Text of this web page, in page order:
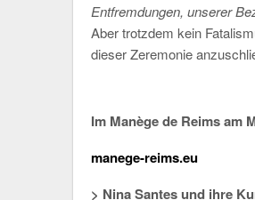
Entfremdungen, unserer
Aber trotzdem kein
dieser Zeremonie
Im Manège de Reims am
manege-reims.eu
> Nina Santes und ihre